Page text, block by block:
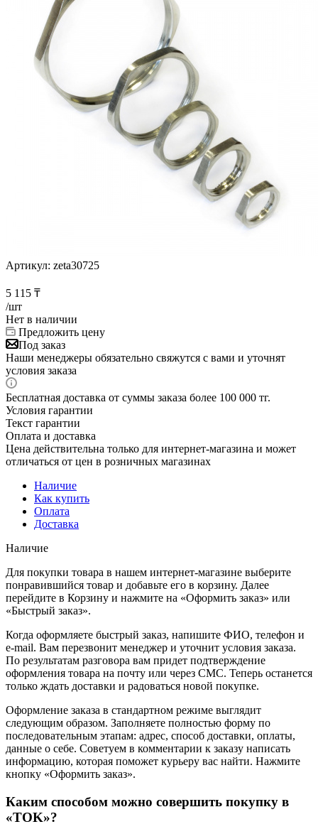
Артикул: zeta30725
5 115 ₸
/шт
Нет в наличии
Предложить цену
Под заказ
Наши менеджеры обязательно свяжутся с вами и уточнят
условия заказа
Бесплатная доставка от суммы заказа более 100 000 тг.
Условия гарантии
Текст гарантии
Оплата и доставка
Цена действительна только для интернет-магазина и может
отличаться от цен в розничных магазинах
Наличие
Как купить
Оплата
Доставка
Наличие
Для покупки товара в нашем интернет-магазине выберите
понравившийся товар и добавьте его в корзину. Далее
перейдите в Корзину и нажмите на «Оформить заказ» или
«Быстрый заказ».
Когда оформляете быстрый заказ, напишите ФИО, телефон и
e-mail. Вам перезвонит менеджер и уточнит условия заказа.
По результатам разговора вам придет подтверждение
оформления товара на почту или через СМС. Теперь останется
только ждать доставки и радоваться новой покупке.
Оформление заказа в стандартном режиме выглядит
следующим образом. Заполняете полностью форму по
последовательным этапам: адрес, способ доставки, оплаты,
данные о себе. Советуем в комментарии к заказу написать
информацию, которая поможет курьеру вас найти. Нажмите
кнопку «Оформить заказ».
Каким способом можно совершить покупку в
«TOK»?